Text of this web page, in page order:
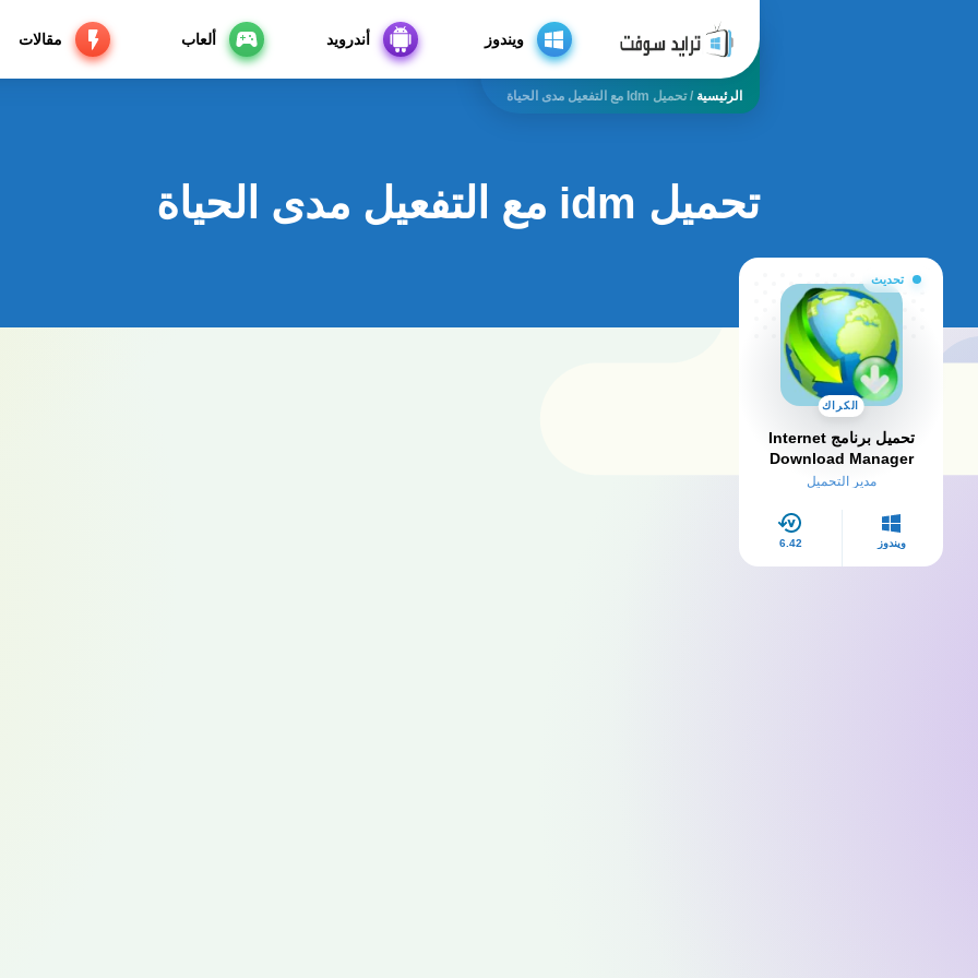
ويندوز أندرويد ألعاب مقالات
الرئيسية /تحميل Idm مع التفعيل مدى الحياة
تحميل idm مع التفعيل مدى الحياة
تحديث
الكراك
تحميل برنامج Internet
Download Manager
كامل بالكراك والسيريال
مدير التحميل
ويندوز 6.42